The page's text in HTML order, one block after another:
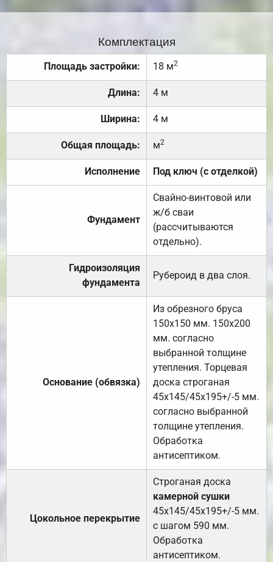
Комплектация
Площадь застройки: 18 м2
Длина: 4 м
Ширина: 4 м
Общая площадь: м2
Исполнение Под ключ (с отделкой)
Фундамент
Свайно-винтовой или
ж/б сваи
(рассчитываются
отдельно).
Гидроизоляция
фундамента
Рубероид в два слоя.
Основание (обвязка)
Из обрезного бруса
150х150 мм. 150х200
мм. согласно
выбранной толщине
утепления. Торцевая
доска строганая
45х145/45х195+/-5 мм.
согласно выбранной
толщине утепления.
Обработка
антисептиком.
Цокольное перекрытие
Строганая доска
камерной сушки
45х145/45х195+/-5 мм.
с шагом 590 мм.
Обработка
антисептиком.